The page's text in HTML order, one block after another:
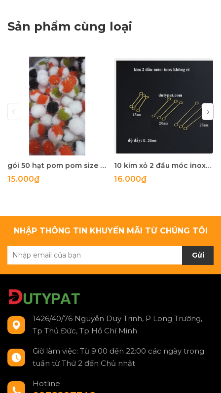
Sản phẩm cùng loại
gói 50 hạt pom pom size 20mm có sợi kim tuyến nhiều màu
15.000₫
10 kim xỏ 2 đầu móc inox không rỉ loại mỏng làm hoa tai
16.000₫
NHẬP THÔNG TIN KHUYẾN MÃI TỪ CHÚNG TÔI
Gửi
1426/40/76 Nguyễn Duy Trinh, P Long Trường,
Tp Thủ Đức, Tp Hồ Chí Minh
Giờ làm việc: Từ 9:00 đến 22:00 các ngày trong
tuần từ Thứ 2 đến Chủ nhật
Hotline